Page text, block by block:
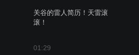
关谷的雷人简历！天雷滚
滚！
01:29